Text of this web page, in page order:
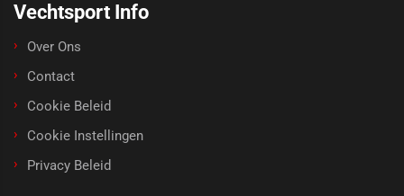
Vechtsport Info
Over Ons
Contact
Cookie Beleid
Cookie Instellingen
Privacy Beleid